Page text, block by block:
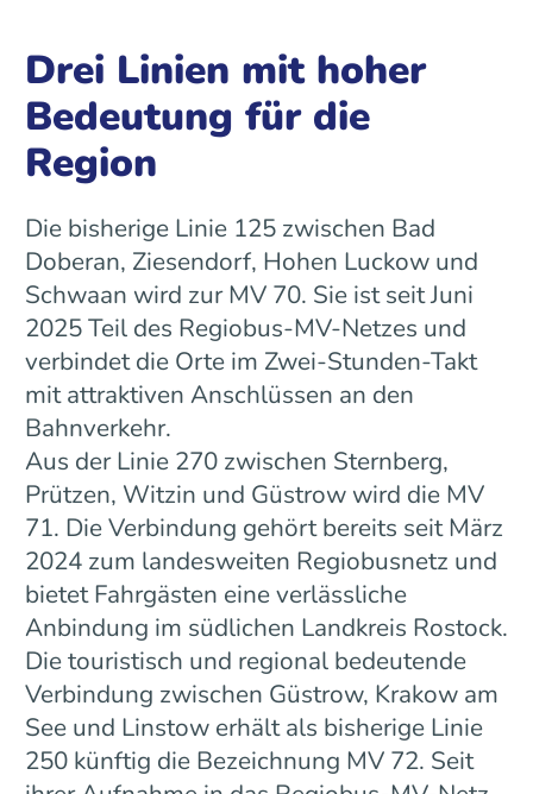
Drei Linien mit hoher
Bedeutung für die
Region
Die bisherige Linie 125 zwischen Bad
Doberan, Ziesendorf, Hohen Luckow und
Schwaan wird zur MV 70. Sie ist seit Juni
2025 Teil des Regiobus-MV-Netzes und
verbindet die Orte im Zwei-Stunden-Takt
mit attraktiven Anschlüssen an den
Bahnverkehr.
Aus der Linie 270 zwischen Sternberg,
Prützen, Witzin und Güstrow wird die MV
71. Die Verbindung gehört bereits seit März
2024 zum landesweiten Regiobusnetz und
bietet Fahrgästen eine verlässliche
Anbindung im südlichen Landkreis Rostock.
Die touristisch und regional bedeutende
Verbindung zwischen Güstrow, Krakow am
See und Linstow erhält als bisherige Linie
250 künftig die Bezeichnung MV 72. Seit